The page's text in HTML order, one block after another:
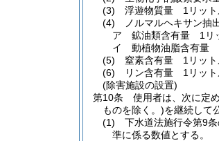
(3)
浮遊物質量 1リット
(4)
ノルマルヘキサン抽
ア
鉱油類含有量 1リ
イ
動植物油脂含有量
(5)
窒素含有量 1リット
(6)
リン含有量 1リット
(除害施設の設置)
第10条
使用者は、次に定
ものを除く。)を継続して
(1)
下水道法施行令第9
準に係る数値とする。